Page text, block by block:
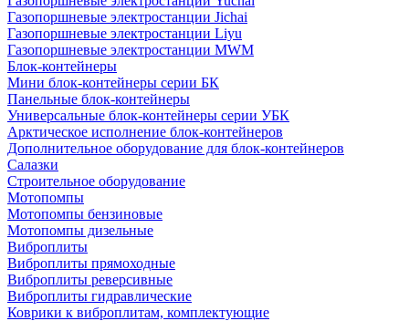
Газопоршневые электростанции Jichai
Газопоршневые электростанции Liyu
Газопоршневые электростанции MWM
Блок-контейнеры
Мини блок-контейнеры серии БК
Панельные блок-контейнеры
Универсальные блок-контейнеры серии УБК
Арктическое исполнение блок-контейнеров
Дополнительное оборудование для блок-контейнеров
Салазки
Строительное оборудование
Мотопомпы
Мотопомпы бензиновые
Мотопомпы дизельные
Виброплиты
Виброплиты прямоходные
Виброплиты реверсивные
Виброплиты гидравлические
Коврики к виброплитам, комплектующие